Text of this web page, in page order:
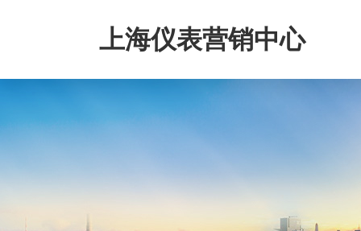
上海仪表营销中心